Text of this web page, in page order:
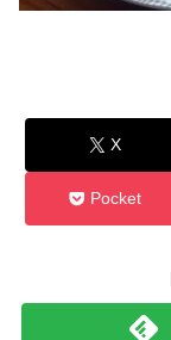
X
Pocket